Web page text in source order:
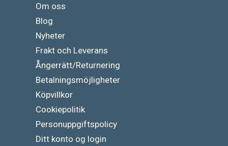
Om oss
Blog
Nyheter
Frakt och Leverans
Ångerrätt/Returnering
Betalningsmöjligheter
Köpvillkor
Cookiepolitik
Personuppgiftspolicy
Ditt konto og login